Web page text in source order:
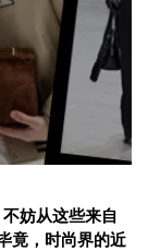
妨从这些来自
竟，时尚界的近